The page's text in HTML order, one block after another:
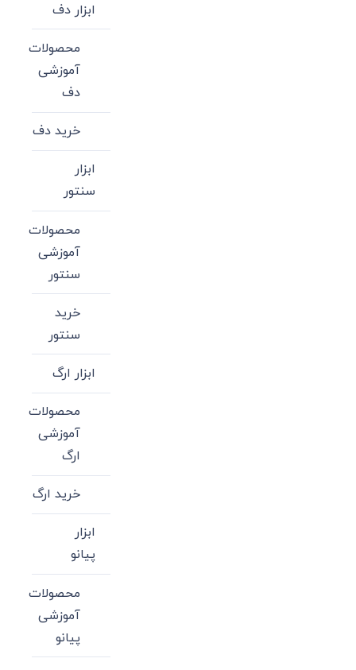
ابزار دف
محصولات
آموزشی
دف
خرید دف
ابزار
سنتور
محصولات
آموزشی
سنتور
خرید
سنتور
ابزار ارگ
محصولات
آموزشی
ارگ
خرید ارگ
ابزار
پیانو
محصولات
آموزشی
پیانو